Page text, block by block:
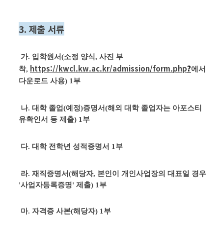
3. 제출 서류
가. 입학원서(소정 양식, 사진 부
착, https://kwcl.kw.ac.kr/admission/form.php?에서
다운로드 사용) 1 부
나. 대학 졸업(예정)증명서(해외 대학 졸업자는 아포스티
유확인서 등 제출) 1부
다. 대학 전학년 성적증명서 1 부
라. 재직증명서(해당자, 본인이 개인사업장의 대표일 경우
'사업자등록증명' 제출) 1 부
마. 자격증 사본(해당자) 1부